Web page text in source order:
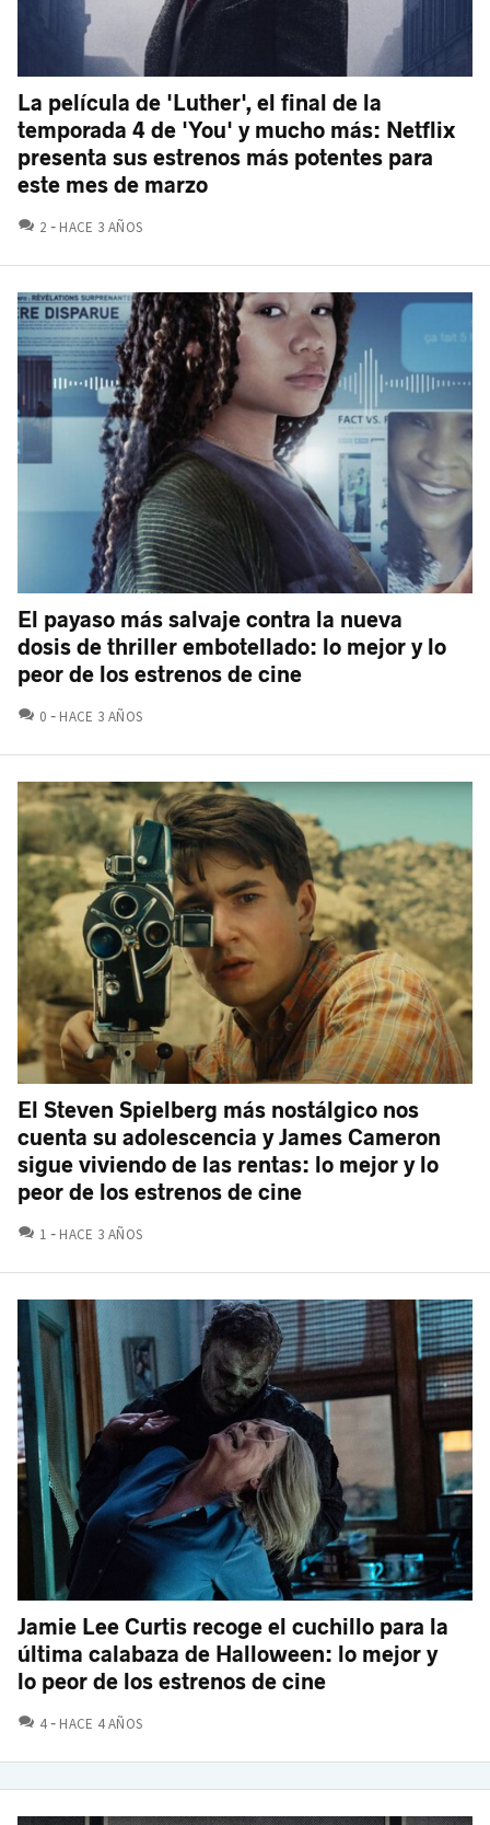
La película de 'Luther', el final de la
temporada 4 de 'You' y mucho más: Netflix
presenta sus estrenos más potentes para
este mes de marzo
2 COMENTARIOS
HACE 3 AÑOS
El payaso más salvaje contra la nueva
dosis de thriller embotellado: lo mejor y lo
peor de los estrenos de cine
0 COMENTARIOS
HACE 3 AÑOS
El Steven Spielberg más nostálgico nos
cuenta su adolescencia y James Cameron
sigue viviendo de las rentas: lo mejor y lo
peor de los estrenos de cine
1 COMENTARIOS
HACE 3 AÑOS
Jamie Lee Curtis recoge el cuchillo para la
última calabaza de Halloween: lo mejor y
lo peor de los estrenos de cine
4 COMENTARIOS
HACE 4 AÑOS